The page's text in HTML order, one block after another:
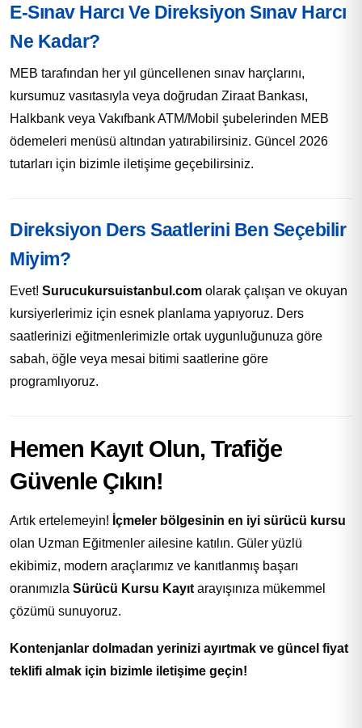
E-Sınav Harcı Ve Direksiyon Sınav Harcı
Ne Kadar?
MEB tarafından her yıl güncellenen sınav harçlarını,
kursumuz vasıtasıyla veya doğrudan Ziraat Bankası,
Halkbank veya Vakıfbank ATM/Mobil şubelerinden MEB
ödemeleri menüsü altından yatırabilirsiniz. Güncel 2026
tutarları için bizimle iletişime geçebilirsiniz.
Direksiyon Ders Saatlerini Ben Seçebilir
Miyim?
Evet! Surucukursuistanbul.com olarak çalışan ve okuyan
kursiyerlerimiz için esnek planlama yapıyoruz. Ders
saatlerinizi eğitmenlerimizle ortak uygunluğunuza göre
sabah, öğle veya mesai bitimi saatlerine göre
programlıyoruz.
Hemen Kayıt Olun, Trafiğe
Güvenle Çıkın!
Artık ertelemeyin! İçmeler bölgesinin en iyi sürücü kursu
olan Uzman Eğitmenler ailesine katılın. Güler yüzlü
ekibimiz, modern araçlarımız ve kanıtlanmış başarı
oranımızla Sürücü Kursu Kayıt arayışınıza mükemmel
çözümü sunuyoruz.
Kontenjanlar dolmadan yerinizi ayırtmak ve güncel fiyat
teklifi almak için bizimle iletişime geçin!